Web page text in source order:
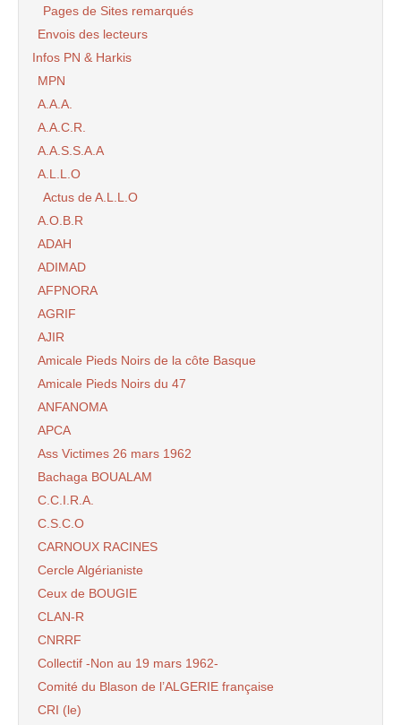
Pages de Sites remarqués
Envois des lecteurs
Infos PN & Harkis
MPN
A.A.A.
A.A.C.R.
A.A.S.S.A.A
A.L.L.O
Actus de A.L.L.O
A.O.B.R
ADAH
ADIMAD
AFPNORA
AGRIF
AJIR
Amicale Pieds Noirs de la côte Basque
Amicale Pieds Noirs du 47
ANFANOMA
APCA
Ass Victimes 26 mars 1962
Bachaga BOUALAM
C.C.I.R.A.
C.S.C.O
CARNOUX RACINES
Cercle Algérianiste
Ceux de BOUGIE
CLAN-R
CNRRF
Collectif -Non au 19 mars 1962-
Comité du Blason de l’ALGERIE française
CRI (le)